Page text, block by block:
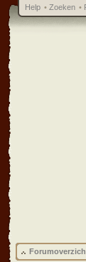
Help • Zoeken •